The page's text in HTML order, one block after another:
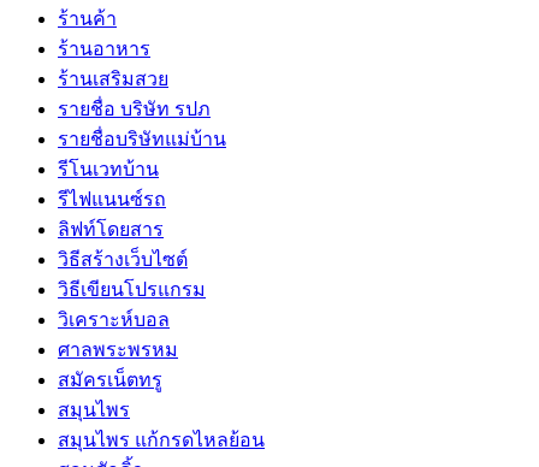
ร้านค้า
ร้านอาหาร
ร้านเสริมสวย
รายชื่อ บริษัท รปภ
รายชื่อบริษัทแม่บ้าน
รีโนเวทบ้าน
รีไฟแนนซ์รถ
ลิฟท์โดยสาร
วิธีสร้างเว็บไซต์
วิธีเขียนโปรแกรม
วิเคราะห์บอล
ศาลพระพรหม
สมัครเน็ตทรู
สมุนไพร
สมุนไพร แก้กรดไหลย้อน